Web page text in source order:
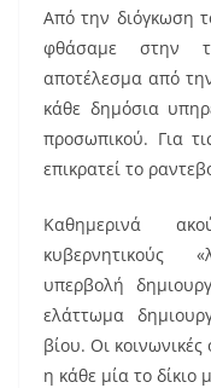
e
b
o
o
k
l
Από την διόγκωση
φθάσαμε στην
αποτέλεσμα από
κάθε δημόσια
προσωπικού. Για
επικρατεί το
Καθημερινά
κυβερνητικούς
υπερβολή
ελάττωμα
βίου. Οι
η κάθε μία το δίκιο